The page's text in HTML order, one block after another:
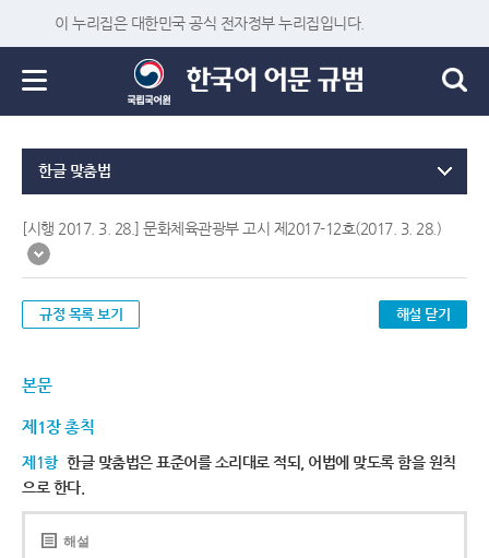
이 누리집은 대한민국 공식 전자정부 누리집입니다.
한글 맞춤법
[시행 2017. 3. 28.] 문화체육관광부 고시 제2017-12호(2017. 3. 28.)
규정 목록 보기 해설 닫기
본문
제1장 총칙
제1항 한글 맞춤법은 표준어를 소리대로 적되, 어법에 맞도록 함을 원칙
으로 한다.
해설